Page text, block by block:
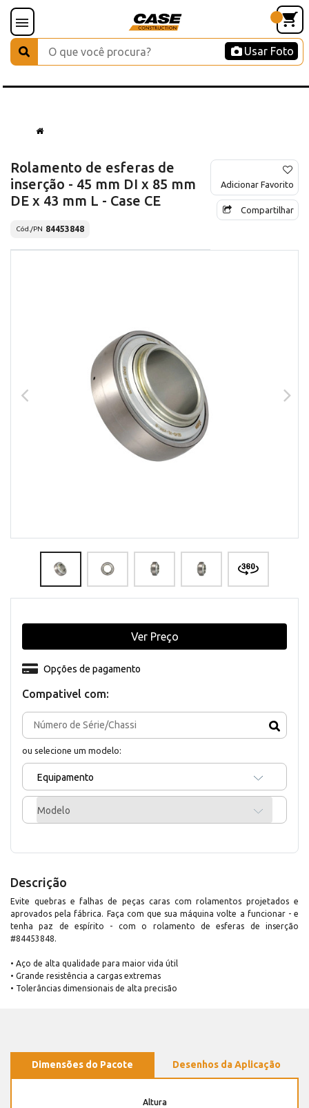
Usar Foto
Rolamento de esferas de
inserção - 45 mm DI x 85 mm
DE x 43 mm L - Case CE
Cód./PN 84453848
Adicionar Favorito
Compartilhar
Compativel com:
ou selecione um modelo:
Equipamento
Modelo
Opções de pagamento
Ver Preço
Descrição
Evite quebras e falhas de peças caras com rolamentos projetados e
aprovados pela fábrica. Faça com que sua máquina volte a funcionar - e
tenha paz de espírito - com o rolamento de esferas de inserção
#84453848.
• Aço de alta qualidade para maior vida útil
• Grande resistência a cargas extremas
• Tolerâncias dimensionais de alta precisão
Dimensões do Pacote Desenhos da Aplicação
Altura